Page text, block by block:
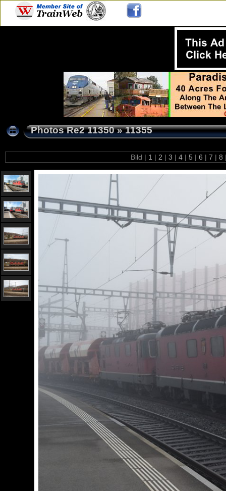
Photos Re2 11350»11355
Bild | 1 | 2 | 3 | 4 | 5 | 6 | 7 | 8